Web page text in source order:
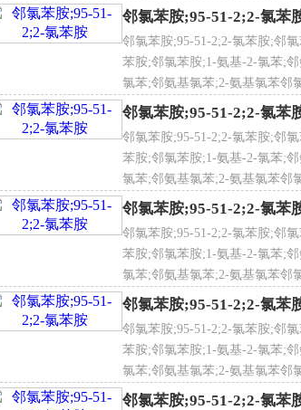
危险性符号T；N
R23/24/25；R33；R50/53
4、非生物降解性
空气中，当羟基自由基浓度为5.00×105个/cm3
BCF：5.4~9（鲤鱼，接触浓度0.1ppm，接触
周）。
主要用作染料中间体、溶剂、防霉剂及试剂。
邻氯苯胺急救措施
皮肤接触：立即脱去污染的衣着，用肥皂水和
眼睛接触：提起眼睑，用流动清水或生理盐水
吸入：迅速脱离现场至空气新鲜处。保持呼吸
工呼吸。就医。
食入：饮足量温水，催吐。就医。
危险特性：遇明火、高热可燃。受高热分解，
氯苯
邻氯苯胺;95-51-2;2-氯苯
邻氯苯胺;95-51-2;2-氯苯胺;邻
苯胺;邻氯苯胺;1-氨基-2-氯苯;
氯苯;邻氨基氯苯;2-氨基氯苯邻
氯苯
邻氯苯胺;95-51-2;2-氯苯
邻氯苯胺;95-51-2;2-氯苯胺;邻
苯胺;邻氯苯胺;1-氨基-2-氯苯;
氯苯;邻氨基氯苯;2-氨基氯苯邻
氯苯
邻氯苯胺;95-51-2;2-氯苯
邻氯苯胺;95-51-2;2-氯苯胺;邻
苯胺;邻氯苯胺;1-氨基-2-氯苯;
氯苯;邻氨基氯苯;2-氨基氯苯邻
氯苯
邻氯苯胺;95-51-2;2-氯苯
邻氯苯胺;95-51-2;2-氯苯胺;邻
苯胺;邻氯苯胺;1-氨基-2-氯苯;
氯苯;邻氨基氯苯;2-氨基氯苯邻
氯苯
邻氯苯胺;95-51-2;2-氯苯